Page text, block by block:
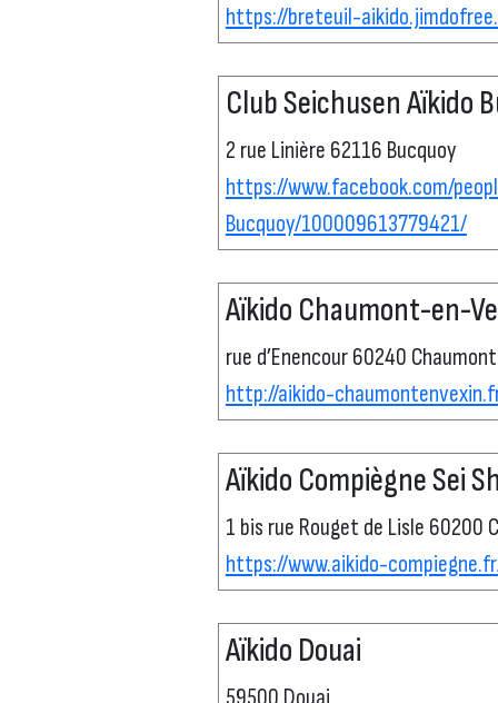
https://breteuil-
Club Seichusen Aïkido
2 rue Linière 62116 Bucquoy
https://www.facebook.com/
Bucquoy/100009613779421/
Aïkido Chaumont-en-
rue d’Enencour 60240
http://aikido-
Aïkido Compiègne Sei
1 bis rue Rouget de Lisle 60200
https://www.aikido-
Aïkido Douai